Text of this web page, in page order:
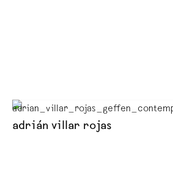
adrián villar rojas